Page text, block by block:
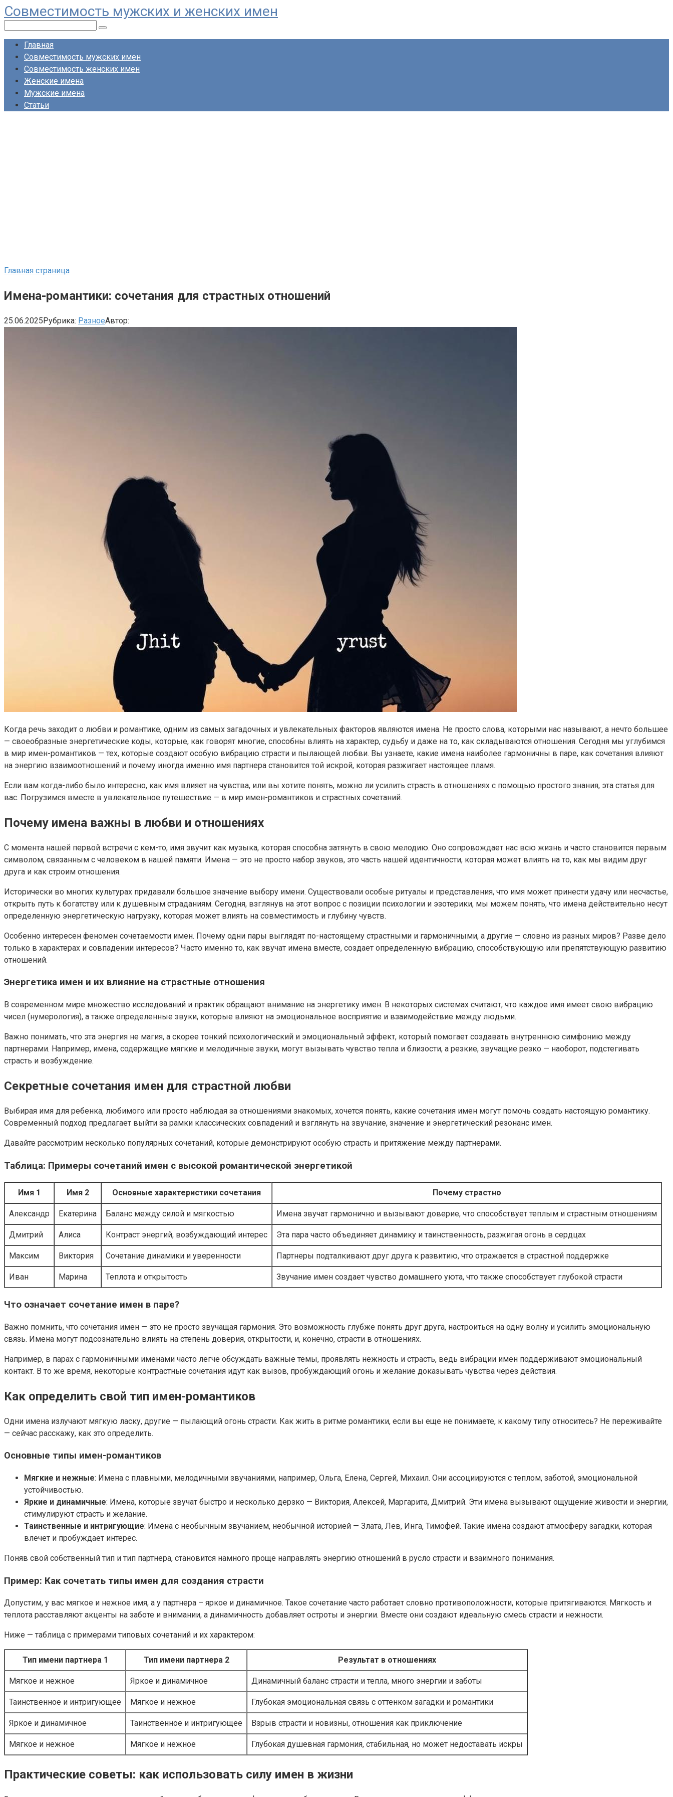
Перейти
к
контенту
Совместимость мужских и женских имен
Главная
Совместимость мужских имен
Совместимость женских имен
Женские имена
Мужские имена
Статьи
Главная страница
Имена-романтики: сочетания для страстных отношений
25.06.2025Рубрика: РазноеАвтор:
Когда речь заходит о любви и романтике, одним из самых загадочных и увлекательных факторов являются имена. Не просто слова, которыми нас называют, а нечто большее
— своеобразные энергетические коды, которые, как говорят многие, способны влиять на характер, судьбу и даже на то, как складываются отношения. Сегодня мы углубимся
в мир имен-романтиков — тех, которые создают особую вибрацию страсти и пылающей любви. Вы узнаете, какие имена наиболее гармоничны в паре, как сочетания влияют
на энергию взаимоотношений и почему иногда именно имя партнера становится той искрой, которая разжигает настоящее пламя.
Если вам когда-либо было интересно, как имя влияет на чувства, или вы хотите понять, можно ли усилить страсть в отношениях с помощью простого знания, эта статья для
вас. Погрузимся вместе в увлекательное путешествие — в мир имен-романтиков и страстных сочетаний.
Почему имена важны в любви и отношениях
С момента нашей первой встречи с кем-то, имя звучит как музыка, которая способна затянуть в свою мелодию. Оно сопровождает нас всю жизнь и часто становится первым
символом, связанным с человеком в нашей памяти. Имена — это не просто набор звуков, это часть нашей идентичности, которая может влиять на то, как мы видим друг
друга и как строим отношения.
Исторически во многих культурах придавали большое значение выбору имени. Существовали особые ритуалы и представления, что имя может принести удачу или несчастье,
открыть путь к богатству или к душевным страданиям. Сегодня, взглянув на этот вопрос с позиции психологии и эзотерики, мы можем понять, что имена действительно несут
определенную энергетическую нагрузку, которая может влиять на совместимость и глубину чувств.
Особенно интересен феномен сочетаемости имен. Почему одни пары выглядят по-настоящему страстными и гармоничными, а другие — словно из разных миров? Разве дело
только в характерах и совпадении интересов? Часто именно то, как звучат имена вместе, создает определенную вибрацию, способствующую или препятствующую развитию
отношений.
Энергетика имен и их влияние на страстные отношения
В современном мире множество исследований и практик обращают внимание на энергетику имен. В некоторых системах считают, что каждое имя имеет свою вибрацию
чисел (нумерология), а также определенные звуки, которые влияют на эмоциональное восприятие и взаимодействие между людьми.
Важно понимать, что эта энергия не магия, а скорее тонкий психологический и эмоциональный эффект, который помогает создавать внутреннюю симфонию между
партнерами. Например, имена, содержащие мягкие и мелодичные звуки, могут вызывать чувство тепла и близости, а резкие, звучащие резко — наоборот, подстегивать
страсть и возбуждение.
Секретные сочетания имен для страстной любви
Выбирая имя для ребенка, любимого или просто наблюдая за отношениями знакомых, хочется понять, какие сочетания имен могут помочь создать настоящую романтику.
Современный подход предлагает выйти за рамки классических совпадений и взглянуть на звучание, значение и энергетический резонанс имен.
Давайте рассмотрим несколько популярных сочетаний, которые демонстрируют особую страсть и притяжение между партнерами.
Таблица: Примеры сочетаний имен с высокой романтической энергетикой
Имя 1 Имя 2 Основные характеристики сочетания Почему страстно
Александр Екатерина Баланс между силой и мягкостью Имена звучат гармонично и вызывают доверие, что способствует теплым и страстным отношениям
Дмитрий Алиса Контраст энергий, возбуждающий интерес Эта пара часто объединяет динамику и таинственность, разжигая огонь в сердцах
Максим Виктория Сочетание динамики и уверенности Партнеры подталкивают друг друга к развитию, что отражается в страстной поддержке
Иван Марина Теплота и открытость Звучание имен создает чувство домашнего уюта, что также способствует глубокой страсти
Что означает сочетание имен в паре?
Важно помнить, что сочетания имен — это не просто звучащая гармония. Это возможность глубже понять друг друга, настроиться на одну волну и усилить эмоциональную
связь. Имена могут подсознательно влиять на степень доверия, открытости, и, конечно, страсти в отношениях.
Например, в парах с гармоничными именами часто легче обсуждать важные темы, проявлять нежность и страсть, ведь вибрации имен поддерживают эмоциональный
контакт. В то же время, некоторые контрастные сочетания идут как вызов, пробуждающий огонь и желание доказывать чувства через действия.
Как определить свой тип имен-романтиков
Одни имена излучают мягкую ласку, другие — пылающий огонь страсти. Как жить в ритме романтики, если вы еще не понимаете, к какому типу относитесь? Не переживайте
— сейчас расскажу, как это определить.
Основные типы имен-романтиков
Мягкие и нежные: Имена с плавными, мелодичными звучаниями, например, Ольга, Елена, Сергей, Михаил. Они ассоциируются с теплом, заботой, эмоциональной
устойчивостью.
Яркие и динамичные: Имена, которые звучат быстро и несколько дерзко — Виктория, Алексей, Маргарита, Дмитрий. Эти имена вызывают ощущение живости и энергии,
стимулируют страсть и желание.
Таинственные и интригующие: Имена с необычным звучанием, необычной историей — Злата, Лев, Инга, Тимофей. Такие имена создают атмосферу загадки, которая
влечет и пробуждает интерес.
Поняв свой собственный тип и тип партнера, становится намного проще направлять энергию отношений в русло страсти и взаимного понимания.
Пример: Как сочетать типы имен для создания страсти
Допустим, у вас мягкое и нежное имя, а у партнера – яркое и динамичное. Такое сочетание часто работает словно противоположности, которые притягиваются. Мягкость и
теплота расставляют акценты на заботе и внимании, а динамичность добавляет остроты и энергии. Вместе они создают идеальную смесь страсти и нежности.
Ниже — таблица с примерами типовых сочетаний и их характером:
Тип имени партнера 1 Тип имени партнера 2 Результат в отношениях
Мягкое и нежное Яркое и динамичное Динамичный баланс страсти и тепла, много энергии и заботы
Таинственное и интригующее Мягкое и нежное Глубокая эмоциональная связь с оттенком загадки и романтики
Яркое и динамичное Таинственное и интригующее Взрыв страсти и новизны, отношения как приключение
Мягкое и нежное Мягкое и нежное Глубокая душевная гармония, стабильная, но может недоставать искры
Практические советы: как использовать силу имен в жизни